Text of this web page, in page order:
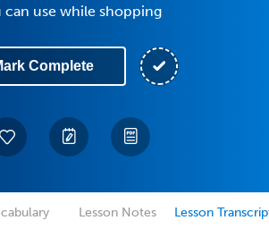
can use while shopping
Complete
Lesson Notes Lesson